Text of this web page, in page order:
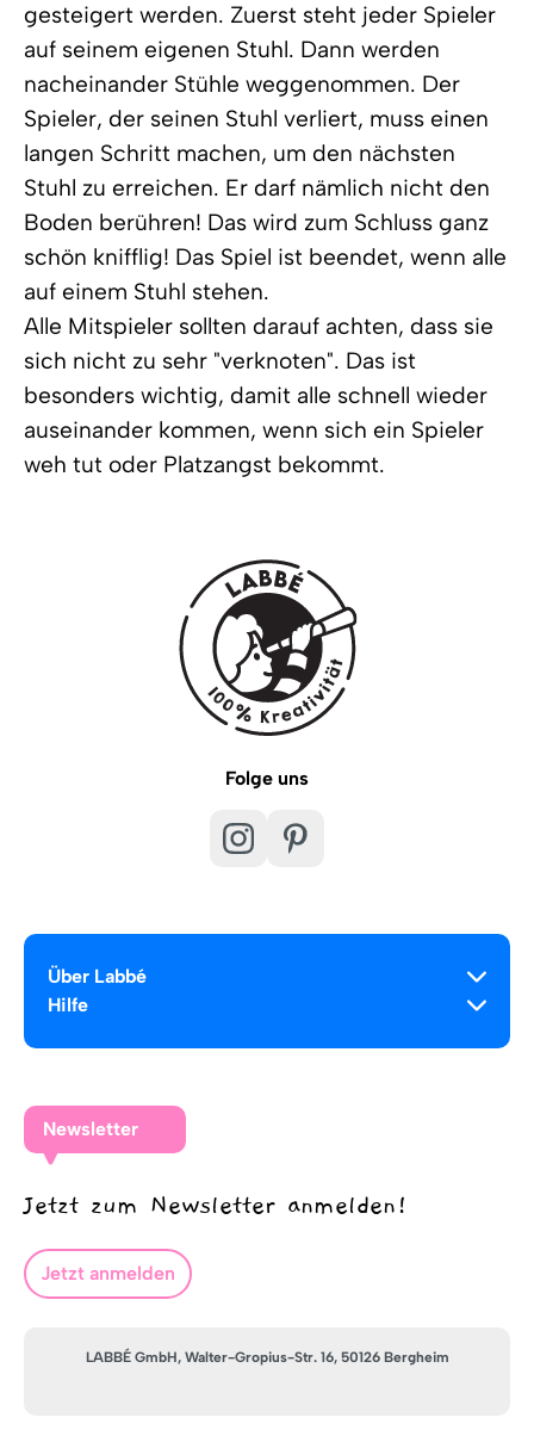
gesteigert werden. Zuerst steht jeder Spieler
auf seinem eigenen Stuhl. Dann werden
nacheinander Stühle weggenommen. Der
Spieler, der seinen Stuhl verliert, muss einen
langen Schritt machen, um den nächsten
Stuhl zu erreichen. Er darf nämlich nicht den
Boden berühren! Das wird zum Schluss ganz
schön knifflig! Das Spiel ist beendet, wenn alle
auf einem Stuhl stehen.
Alle Mitspieler sollten darauf achten, dass sie
sich nicht zu sehr "verknoten". Das ist
besonders wichtig, damit alle schnell wieder
auseinander kommen, wenn sich ein Spieler
weh tut oder Platzangst bekommt.
Folge uns
Über Labbé
Hilfe
Newsletter
Jetzt zum Newsletter anmelden!
Jetzt anmelden
LABBÉ GmbH, Walter-Gropius-Str. 16, 50126 Bergheim